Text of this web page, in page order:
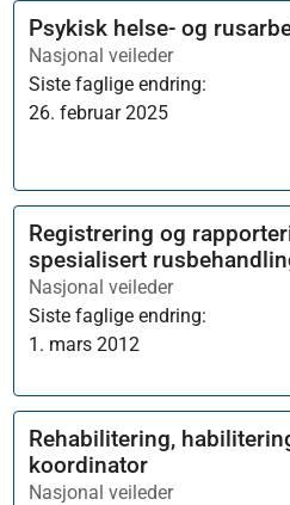
Psykisk helse- og
Nasjonal veileder
Siste faglige endring:
26. februar 2025
Registrering og
spesialisert
Nasjonal veileder
Siste faglige endring:
1. mars 2012
Rehabilitering,
koordinator
Nasjonal veileder